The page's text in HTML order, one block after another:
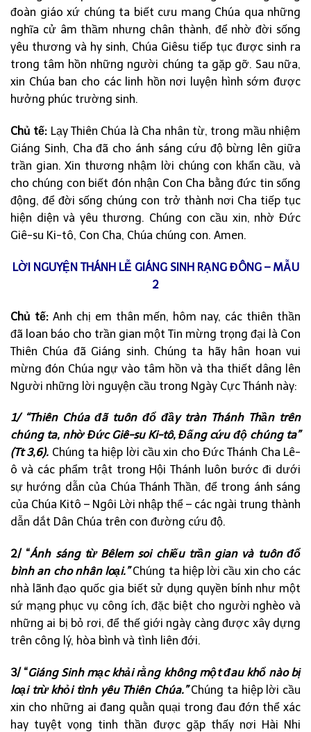
đoàn giáo xứ chúng ta biết cưu mang Chúa qua những
nghĩa cử âm thầm nhưng chân thành, để nhờ đời sống
yêu thương và hy sinh, Chúa Giêsu tiếp tục được sinh ra
trong tâm hồn những người chúng ta gặp gỡ. Sau nữa,
xin Chúa ban cho các linh hồn nơi luyện hình sớm được
hưởng phúc trường sinh.
Chủ tế: Lạy Thiên Chúa là Cha nhân từ, trong mầu nhiệm
Giáng Sinh, Cha đã cho ánh sáng cứu độ bừng lên giữa
trần gian. Xin thương nhậm lời chúng con khẩn cầu, và
cho chúng con biết đón nhận Con Cha bằng đức tin sống
động, để đời sống chúng con trở thành nơi Cha tiếp tục
hiện diện và yêu thương. Chúng con cầu xin, nhờ Đức
Giê-su Ki-tô, Con Cha, Chúa chúng con. Amen.
LỜI NGUYỆN THÁNH LỄ GIÁNG SINH RẠNG ĐÔNG – MẪU
2
Chủ tế:Anh chị em thân mến, hôm nay, các thiên thần
đã loan báo cho trần gian một Tin mừng trọng đại là Con
Thiên Chúa đã Giáng sinh. Chúng ta hãy hân hoan vui
mừng đón Chúa ngự vào tâm hồn và tha thiết dâng lên
Người những lời nguyện cầu trong Ngày Cực Thánh này:
1/ “Thiên Chúa đã tuôn đổ đầy tràn Thánh Thần trên
chúng ta, nhờ Đức Giê-su Ki-tô, Đấng cứu độ chúng ta”
(Tt 3,6). Chúng ta hiệp lời cầu xin cho Đức Thánh Cha Lê-
ô và các phẩm trật trong Hội Thánh luôn bước đi dưới
sự hướng dẫn của Chúa Thánh Thần, để trong ánh sáng
của Chúa Kitô – Ngôi Lời nhập thể – các ngài trung thành
dẫn dắt Dân Chúa trên con đường cứu độ.
2/ “Ánh sáng từ Bêlem soi chiếu trần gian và tuôn đổ
bình an cho nhân loại.” Chúng ta hiệp lời cầu xin cho các
nhà lãnh đạo quốc gia biết sử dụng quyền bính như một
sứ mạng phục vụ công ích, đặc biệt cho người nghèo và
những ai bị bỏ rơi, để thế giới ngày càng được xây dựng
trên công lý, hòa bình và tình liên đới.
3/ “Giáng Sinh mạc khải rằng không một đau khổ nào bị
loại trừ khỏi tình yêu Thiên Chúa.”Chúng ta hiệp lời cầu
xin cho những ai đang quằn quại trong đau đớn thể xác
hay tuyệt vọng tinh thần được gặp thấy nơi Hài Nhi